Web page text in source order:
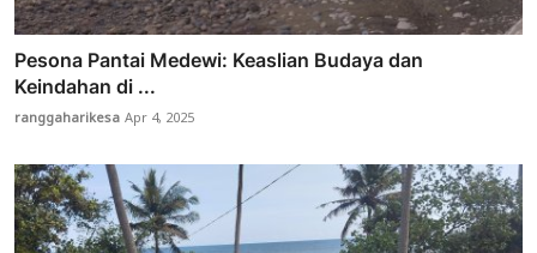
Pesona Pantai Medewi: Keaslian Budaya dan
Keindahan di ...
ranggaharikesaApr 4, 2025